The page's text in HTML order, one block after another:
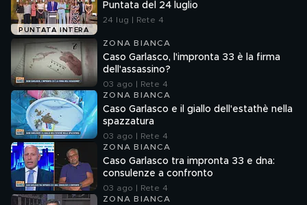
PUNTATA INTERA
Puntata del 24 luglio
24 lug | Rete 4
ZONA BIANCA
Caso Garlasco, l'impronta 33 è la firma
dell'assassino?
03 ago | Rete 4
ZONA BIANCA
Caso Garlasco e il giallo dell'estathè nella
spazzatura
03 ago | Rete 4
ZONA BIANCA
Caso Garlasco tra impronta 33 e dna:
consulenze a confronto
03 ago | Rete 4
ZONA BIANCA